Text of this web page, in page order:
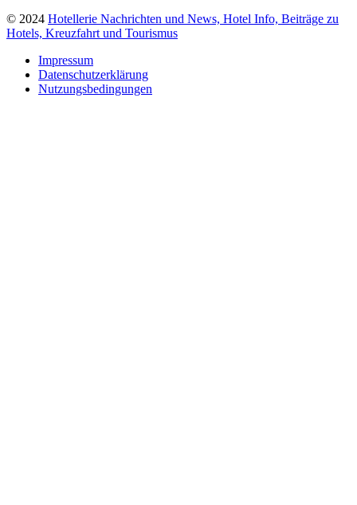
© 2024 Hotellerie Nachrichten und News, Hotel Info, Beiträge zu
Hotels, Kreuzfahrt und Tourismus
Impressum
Datenschutzerklärung
Nutzungsbedingungen